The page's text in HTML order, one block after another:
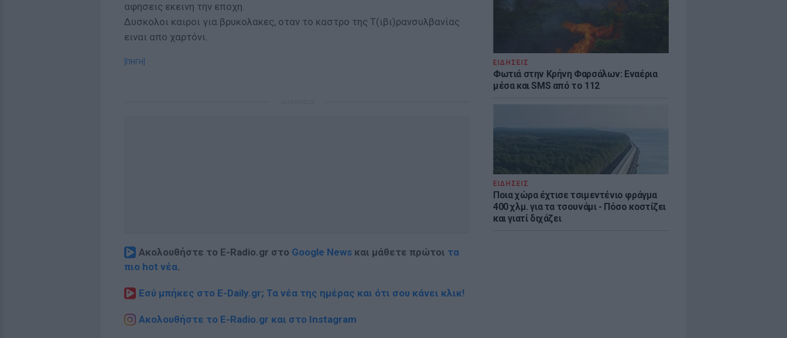
ΕΙΔΗΣΕΙΣ
Φωτιά στην Κρήνη Φαρσάλων: Εναέρια
μέσα και SMS από το 112
ΕΙΔΗΣΕΙΣ
Ποια χώρα έχτισε τσιμεντένιο φράγμα
400 χλμ. για τα τσουνάμι - Πόσο κοστίζει
και γιατί διχάζει
αφησεις εκεινη την εποχη.
Δυσκολοι καιροι για βρυκολακες, οταν το καστρο της Τ(ιβι)ρανσυλβανίας
ειναι απο χαρτόνι.
[ΠΗΓΗ]
Ακολουθήστε το E-Radio.gr στο Google News και μάθετε πρώτοι τα
πιο hot νέα.
Εσύ μπήκες στο E-Daily.gr; Τα νέα της ημέρας και ότι σου κάνει κλικ!
Ακολουθήστε το E-Radio.gr και στο Instagram